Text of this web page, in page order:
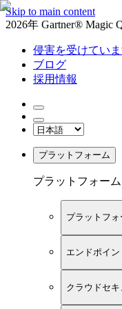
Skip to main content
2026年 Gartner®
侵害を受けていま
ブログ
採用情報
プラットフォーム
プラットフォー
プラットフォ
エンドポイ
クラウドセキ